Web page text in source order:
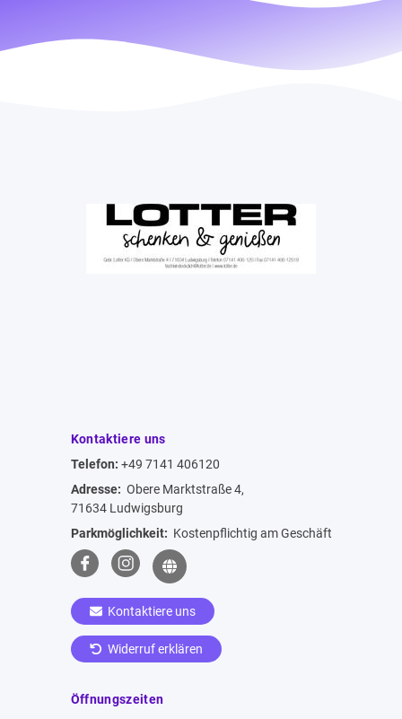
Kontaktiere uns
Telefon: +49 7141 406120
Adresse: Obere Marktstraße 4,
71634 Ludwigsburg
Parkmöglichkeit: Kostenpflichtig am Geschäft
Kontaktiere uns
Widerruf erklären
Öffnungszeiten